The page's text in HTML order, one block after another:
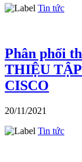
Tin tức
Phân phối
THIỆU
CISCO
20/11/2021
Tin tức